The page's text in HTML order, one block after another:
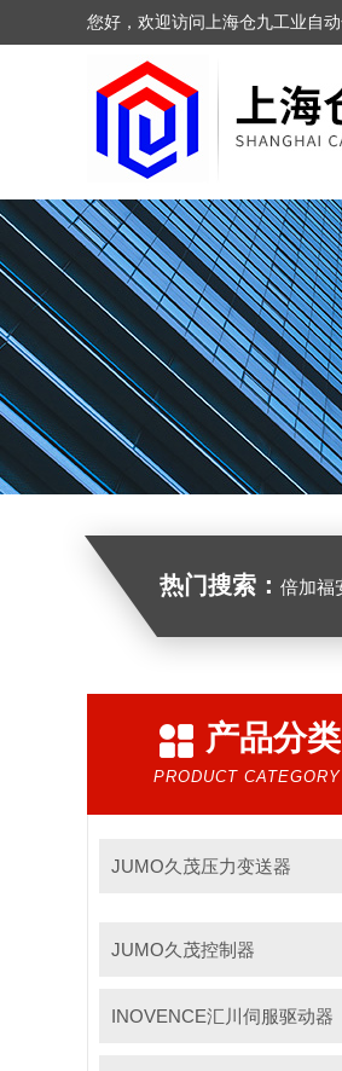
您好，欢迎访问上海仓九工业自
热门搜索： 倍加福安全栅、
产品分类
PRODUCT CATEGORY
JUMO久茂压力变送器
JUMO久茂控制器
INOVENCE汇川伺服驱动器